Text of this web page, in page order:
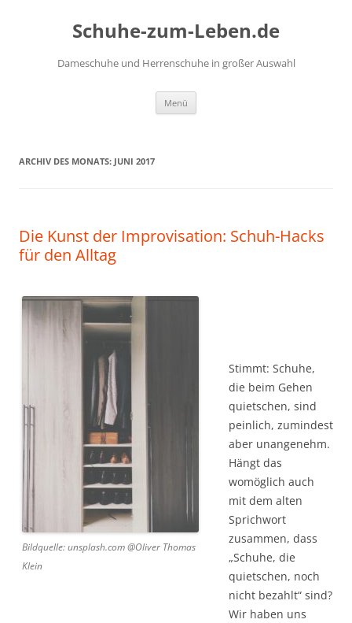
Schuhe-zum-Leben.de
Dameschuhe und Herrenschuhe in großer Auswahl
Menü
ARCHIV DES MONATS: JUNI 2017
Die Kunst der Improvisation: Schuh-Hacks
für den Alltag
Bildquelle: unsplash.com @Oliver Thomas
Klein
Stimmt: Schuhe,
die beim Gehen
quietschen, sind
peinlich, zumindest
aber unangenehm.
Hängt das
womöglich auch
mit dem alten
Sprichwort
zusammen, dass
„Schuhe, die
quietschen, noch
nicht bezahlt“ sind?
Wir haben uns